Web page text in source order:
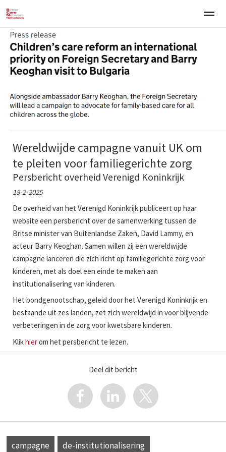
Welkom Over BCNN Werken met kinderen Gezinsgerichte
Wereldwijde campagne vanuit UK om
te pleiten voor familiegerichte zorg
Persbericht overheid Verenigd Koninkrijk
18-2-2025
De overheid van het Verenigd Koninkrijk publiceert op haar
website een persbericht over de samenwerking tussen de
Britse minister van Buitenlandse Zaken, David Lammy, en
acteur Barry Keoghan. Samen willen zij een wereldwijde
campagne lanceren die zich richt op familiegerichte zorg voor
kinderen, met als doel een einde te maken aan
institutionalisering van kinderen.
Het bondgenootschap, geleid door het Verenigd Koninkrijk en
bestaande uit zes landen, zet zich wereldwijd in voor blijvende
verbeteringen in de zorg voor kwetsbare kinderen.
Klikhierom het persbericht te lezen.
Deel dit bericht
campagne de-institutionalisering